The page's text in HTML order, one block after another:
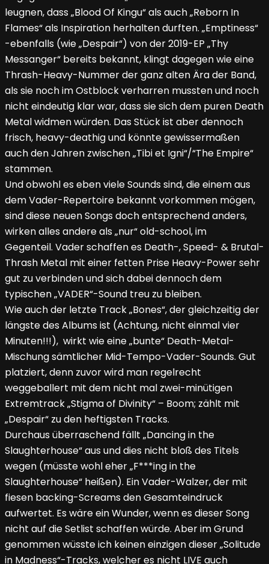
leugnen, dass „Blood Of Kingu“ als auch „Reborn In
Flames“ als Inspiration herhalten durften. „Emptiness“
-ebenfalls (wie „Despair“) von der 2019-EP „Thy
Messanger“ bereits bekannt, klingt dagegen wie eine
Thrash-Heavy-Nummer der ganz alten Ära der Band,
als sie noch im Ostblock verharren mussten und noch
nicht eindeutig klar war, dass sie sich dem puren Death
Metal widmen würden. Das Stück ist aber dennoch
frisch, heavy-deathig und könnte gewissermaßen
auch den Jahren zwischen „Tibi et Igni“/“The Empire“
stammen.
Und obwohl es eben viele Sounds sind, die einem aus
dem Vader-Repertoire bekannt vorkommen mögen,
sind diese neuen Songs doch entsprechend anders,
wirken alles andere als „nur“ old-school, im
Gegenteil. Vader schaffen es Death-, Speed- & Brutal-
Thrash Metal mit einer fetten Prise Heavy-Power sehr
gut zu verbinden und sich dabei dennoch dem
typischen „VADER“-Sound treu zu bleiben.
Wie auch der letzte Track „Bones“, der gleichzeitig der
längste des Albums ist (Achtung, nicht einmal vier
Minuten!!!), wirkt wie eine „bunte“ Death-Metal-
Mischung sämtlicher Mid-Tempo-Vader-Sounds. Gut
platziert, denn zuvor wird man regelrecht
weggeballert mit dem nicht mal zwei-minütigen
Extremtrack „Stigma of Divinity“ – Boom; zählt mit
„Despair“ zu den heftigsten Tracks.
Durchaus überraschend fällt „Dancing in the
Slaughterhouse“ aus und dies nicht bloß des Titels
wegen (müsste wohl eher „F***ing in the
Slaughterhouse“ heißen). Ein Vader-Walzer, der mit
fiesen backing-Screams den Gesamteindruck
aufwertet. Es wäre ein Wunder, wenn es dieser Song
nicht auf die Setlist schaffen würde. Aber im Grund
genommen wüsste ich keinen einzigen dieser „Solitude
in Madness“-Tracks, welcher es nicht LIVE auch